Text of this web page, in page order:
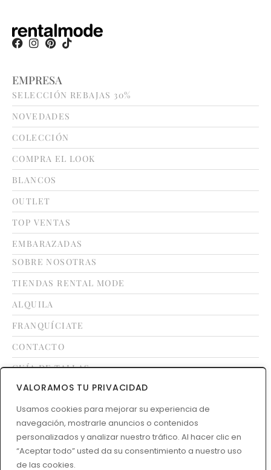
VALORAMOS TU PRIVACIDAD
Usamos cookies para mejorar su experiencia de
navegación, mostrarle anuncios o contenidos
personalizados y analizar nuestro tráfico. Al hacer clic en
“Aceptar todo” usted da su consentimiento a nuestro uso
de las cookies.
EMPRESA
SELECCIÓN REBAJAS 30%
NOVEDADES
COLECCIÓN
COMPRA EL LOOK
BLANCOS
OUTLET
TOP VENTAS
EMBARAZADAS
SOBRE NOSOTRAS
TIENDAS RENTAL MODE
ALQUILA
FRANQUÍCIATE
CONTACTO
GUÍA DE TALLAS
LEGAL
TÉRMINOS Y CONDICIONES
POLÍTICA DE DEVOLUCIONES